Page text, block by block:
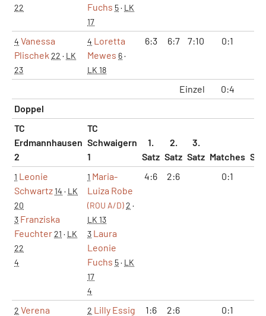
22
Fuchs 5· LK
17
4 Vanessa
Plischek 22 · LK
23
4 Loretta
Mewes 6·
LK 18
6:3 6:7 7:10 0:1
Einzel 0:4
Doppel
TC
Erdmannhausen
2
TC
Schwaigern
1
1.
Satz
2.
Satz
3.
Satz Matches
1 Leonie
Schwartz14 · LK
20
3 Franziska
Feuchter21 · LK
22
4
1 Maria-
Luiza Robe
(ROU A/D)2 ·
LK 13
3 Laura
Leonie
Fuchs 5· LK
17
4
4:6 2:6 0:1
2 Verena
2 Lilly Essig 1:6 2:6 0:1